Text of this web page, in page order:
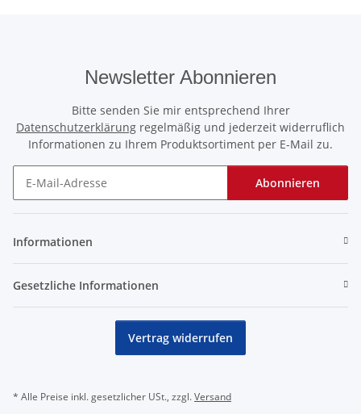
Newsletter Abonnieren
Bitte senden Sie mir entsprechend Ihrer
Datenschutzerklärung regelmäßig und jederzeit widerruflich
Informationen zu Ihrem Produktsortiment per E-Mail zu.
Abonnieren
Informationen
Gesetzliche Informationen
Vertrag widerrufen
* Alle Preise inkl. gesetzlicher USt., zzgl.Versand